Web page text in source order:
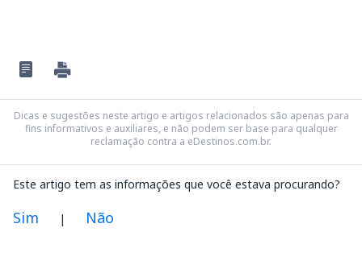
Dicas e sugestões neste artigo e artigos relacionados são apenas para
fins informativos e auxiliares, e não podem ser base para qualquer
reclamação contra a eDestinos.com.br.
Este artigo tem as informações que você estava procurando?
Sim | Não